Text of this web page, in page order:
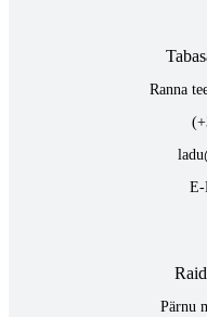
Ranna
E-
Pärnu